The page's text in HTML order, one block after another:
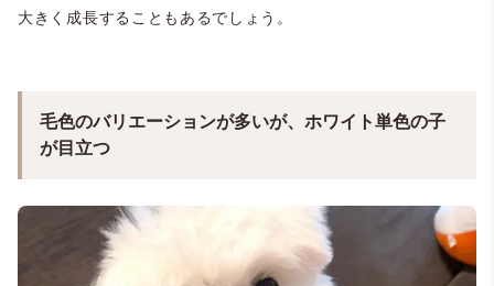
大きく成長することもあるでしょう。
毛色のバリエーションが多いが、ホワイト単色の子
が目立つ